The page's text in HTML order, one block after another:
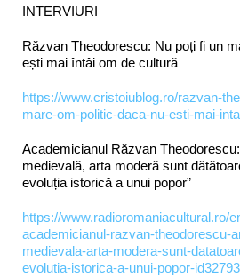
INTERVIURI
Răzvan Theodorescu: Nu poți fi un
ești mai întâi om de cultură
https://www.cristoiublog.ro/razvan-
mare-om-politic-daca-nu-esti-mai-
Academicianul Răzvan
medievală, arta moderă sunt
evoluția istorică a unui popor”
https://www.radioromaniacultural.ro/
academicianul-razvan-theodorescu-
medievala-arta-modera-sunt-
evolutia-istorica-a-unui-popor-